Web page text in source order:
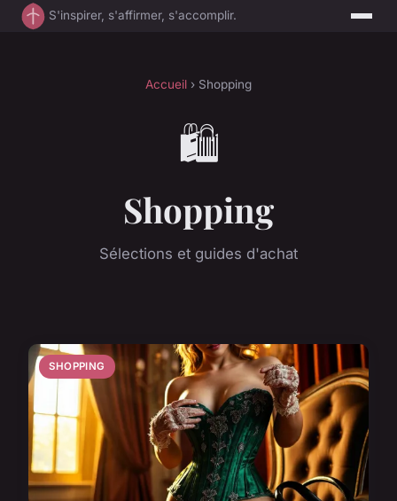
S'inspirer, s'affirmer, s'accomplir.
Accueil › Shopping
🛍️
Shopping
Sélections et guides d'achat
SHOPPING